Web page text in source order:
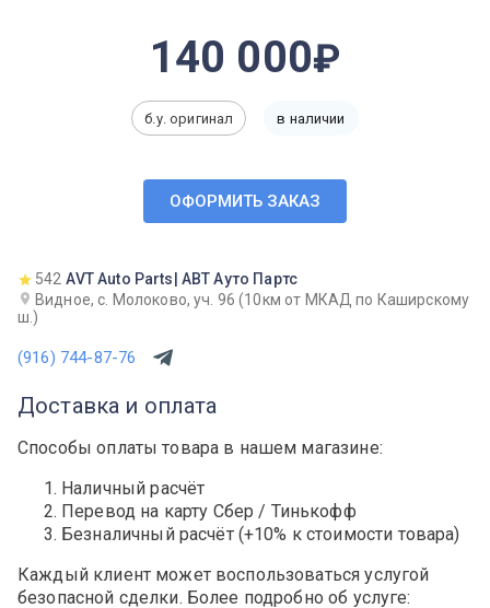
140 000
б.у. оригинал в наличии
ОФОРМИТЬ ЗАКАЗ
542 AVT Auto Parts| АВТ Ауто Партс
Видное, с. Молоково, уч. 96 (10км от МКАД по Каширскому
ш.)
(916) 744-87-76
Доставка и оплата
Способы оплаты товара в нашем магазине:
Наличный расчёт
Перевод на карту Сбер / Тинькофф
Безналичный расчёт (+10% к стоимости товара)
Каждый клиент может воспользоваться услугой
безопасной сделки. Более подробно об услуге: